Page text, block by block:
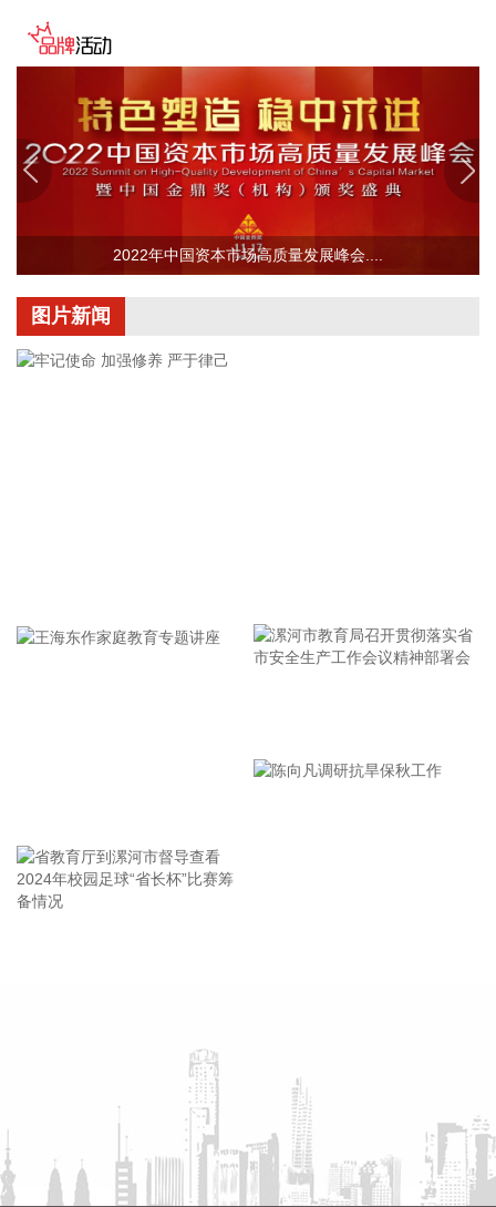
2026-08-08 16:58:16
据群众新闻，8月5日22时，陕西移动在商洛市镇安县受汛情影
响区域启动5G异网漫游工作，向其他运营商客户提供5G网络
漫游接入服务。该技术用于应急场景，当用户所属运营商网络
中断时，无需换卡换号即可接入其他运营商5G网络，享受免费
通话与上网服务，这是我省首次将该功能用于汛期通信保障实
战。 本次成功开通验证了5G异网漫游跨企业协同保障能力，
以及在真实汛情下的启停流程、业务配置和监控保障等全环节
操作性，有效增强了全省通信网络容灾韧性，为守护人民群众
2026-08-08 16:46:16
美国国会参议院8日通过一项联邦政府临时拨款法案，以避免
至上、生命至上，坚持“从最坏处着眼、做到顶格防御、打足提
前量”，立足台风正面登陆、贯穿全省、长时间影响、风雨
合作正在有序推进中。
2026-08-08 16:22:12
陆前后，华东降雨进一步增强，江苏南部、安徽东南部、上
海、浙江大部将有大到暴雨，其中上海南部、浙江东部有特大
暴雨，局地日降雨量将达到400毫米甚至500毫米以上，极端性
较强，需注意防范。
2026-08-08 15:54:28
2022年中国资本市场高质量发展峰会....
图片新闻
市安全生产工作会议精神部署